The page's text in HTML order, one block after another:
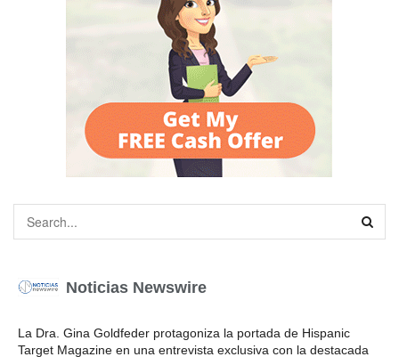
Noticias Newswire
La Dra. Gina Goldfeder protagoniza la portada de Hispanic
Target Magazine en una entrevista exclusiva con la destacada